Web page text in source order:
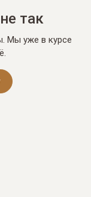
так
Мы уже в курсе